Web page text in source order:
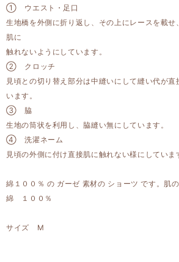
① ウエスト・足口
生地橋を外側に折り返し、その上にレースを載せ
肌に
触れないようにしています。
② クロッチ
見頃との切り替え部分は中縫いにして縫い代が直
います。
③ 脇
生地の筒状を利用し、脇縫い無にしています。
④ 洗濯ネーム
見頃の外側に付け直接肌に触れない様にしていま
綿１００％ の ガーゼ 素材の ショーツ です。肌
綿 １００％
サイズ M